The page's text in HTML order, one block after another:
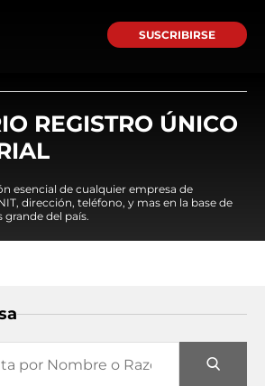
SUSCRIBIRSE
REGISTRO ÚNICO
esencial de cualquier empresa de
dirección, teléfono, y mas en la base de
del país.